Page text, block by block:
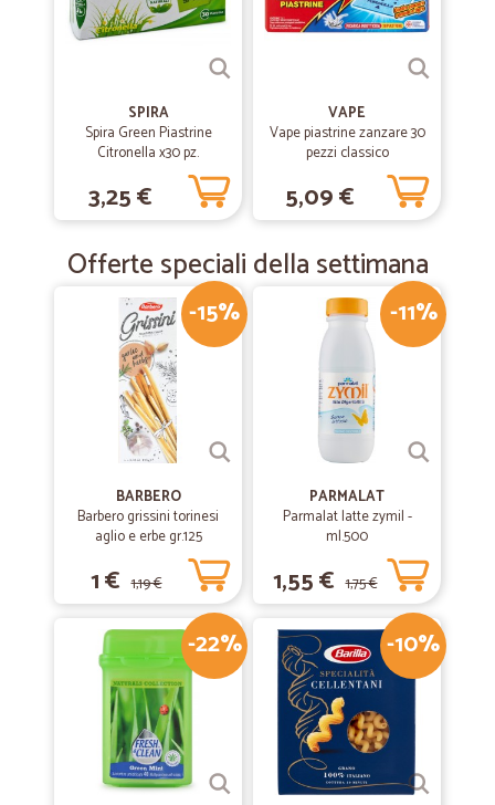
SPIRA
Spira Green Piastrine
Citronella x30 pz.
3,25 €
VAPE
Vape piastrine zanzare 30
pezzi classico
5,09 €
Offerte speciali della settimana
-15%
BARBERO
Barbero grissini torinesi
aglio e erbe gr.125
1 € 1,19 €
-11%
PARMALAT
Parmalat latte zymil -
ml.500
1,55 € 1,75 €
-22% -10%